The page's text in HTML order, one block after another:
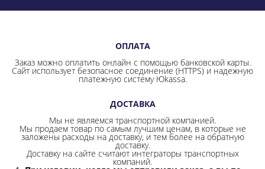
ОПЛАТА
Заказ можно оплатить онлайн с помощью банковской карты.
Сайт использует безопасное соединение (HTTPS) и надежную
платежную систему Юkassa.
ДОСТАВКА
Мы не являемся транспортной компанией.
Мы продаем товар по самым лучшим ценам, в которые не
заложены расходы на доставку, и тем более на обратную
доставку.
Доставку на сайте считают интеграторы транспортных
компаний.